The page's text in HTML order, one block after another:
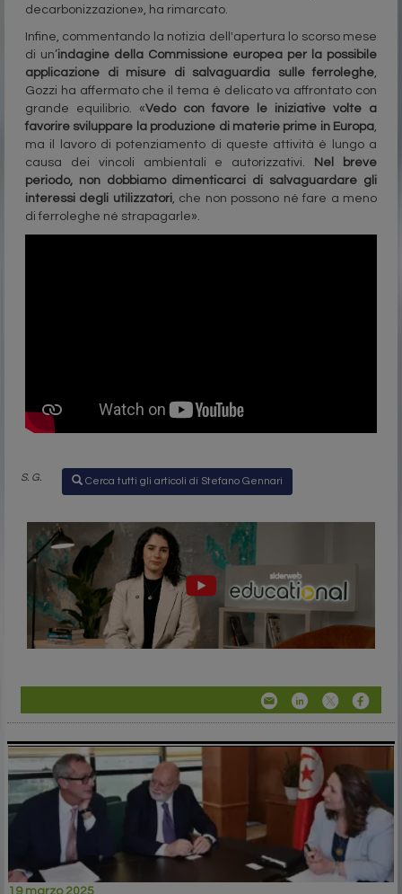
decarbonizzazione», ha rimarcato.
Infine, commentando la notizia dell'apertura lo scorso mese
di un’indagine della Commissione europea per la possibile
applicazione di misure di salvaguardia sulle ferroleghe,
Gozzi ha affermato che il tema è delicato va affrontato con
grande equilibrio. «Vedo con favore le iniziative volte a
favorire sviluppare la produzione di materie prime in Europa,
ma il lavoro di potenziamento di queste attività è lungo a
causa dei vincoli ambientali e autorizzativi.
Nel breve
periodo, non dobbiamo dimenticarci di salvaguardare gli
interessi degli utilizzatori, che non possono né fare a meno
di ferroleghe né strapagarle».
S. G. Cerca tutti gli articoli di Stefano Gennari
19 marzo 2025